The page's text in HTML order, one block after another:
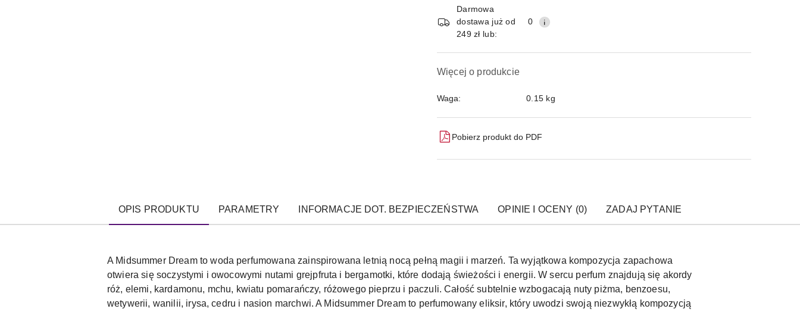
Darmowa
dostawa już od
249 zł lub:
0
Więcej o produkcie
Waga: 0.15 kg
Pobierz produkt do PDF
OPIS PRODUKTU PARAMETRY INFORMACJE DOT. BEZPIECZEŃSTWA OPINIE I OCENY (0) ZADAJ PYTANIE
A Midsummer Dream to woda perfumowana zainspirowana letnią nocą pełną magii i marzeń. Ta wyjątkowa kompozycja zapachowa
otwiera się soczystymi i owocowymi nutami grejpfruta i bergamotki, które dodają świeżości i energii. W sercu perfum znajdują się akordy
róż, elemi, kardamonu, mchu, kwiatu pomarańczy, różowego pieprzu i paczuli. Całość subtelnie wzbogacają nuty piżma, benzoesu,
wetywerii, wanilii, irysa, cedru i nasion marchwi. A Midsummer Dream to perfumowany eliksir, który uwodzi swoją niezwykłą kompozycją